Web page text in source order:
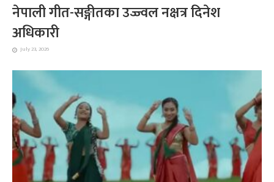
नेपाली गीत-सङ्गीतका उज्ज्वल नक्षत्र दिनेश
अधिकारी
July 23, 2026